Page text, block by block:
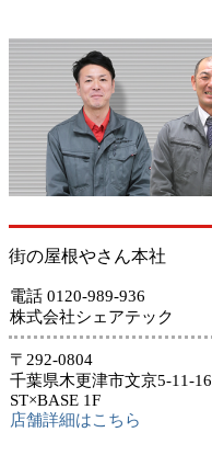
街の屋根やさん本社
電話 0120-989-936
株式会社シェアテック
〒292-0804
千葉県木更津市文京5-11-16
ST×BASE 1F
店舗詳細はこちら